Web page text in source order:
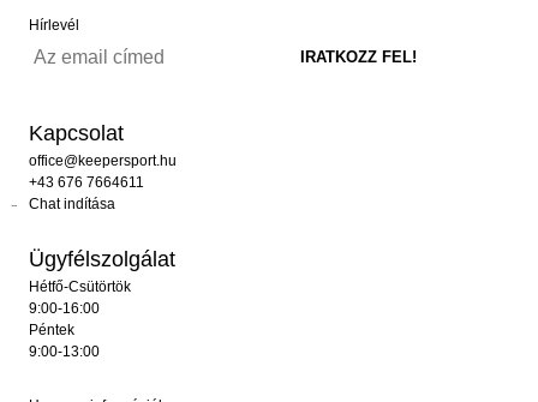
Hírlevél
Kapcsolat
office@keepersport.hu
+43 676 7664611
Chat indítása
Ügyfélszolgálat
Hétfő-Csütörtök
9:00-16:00
Péntek
9:00-13:00